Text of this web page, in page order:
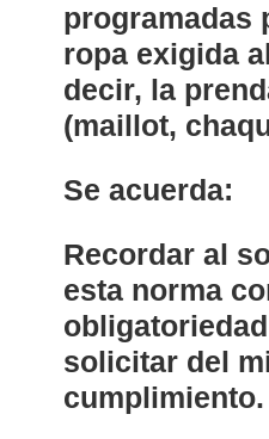
programadas
ropa exigida
decir, la
(maillot,
Se acuerda:
Recordar al
esta norma
solicitar del
cumplimiento.